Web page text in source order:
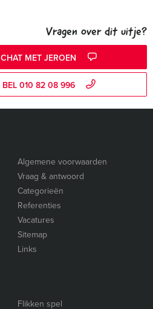
Vragen over dit uitje?
CHAT MET JEROEN
BEL 010 82 08 996
Algemene voorwaarden
Vraag & antwoord
Categorieën
Referenties
Vacatures
Sitemap
Links
Flikken spel